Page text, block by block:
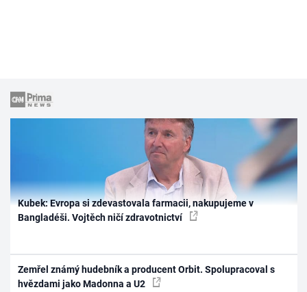
Kubek: Evropa si zdevastovala farmacii, nakupujeme v
Bangladéši. Vojtěch ničí zdravotnictví
Zemřel známý hudebník a producent Orbit. Spolupracoval s
hvězdami jako Madonna a U2